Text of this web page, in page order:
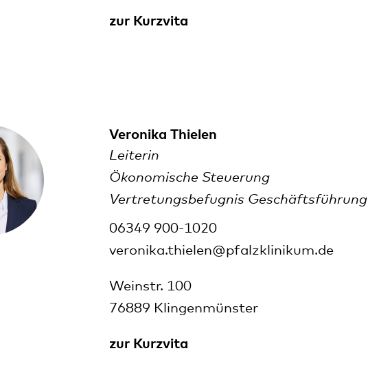
zur Kurzvita
Veronika Thielen
Leiterin
Ökonomische Steuerung
Vertretungsbefugnis Geschäftsführung
06349 900-1020
veronika.thielen@pfalzklinikum.de
Weinstr. 100
76889 Klingenmünster
zur Kurzvita